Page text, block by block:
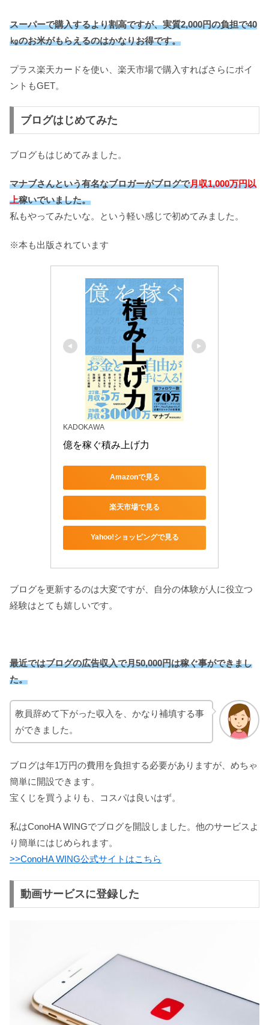
スーパーで購入するより割高ですが、実質2,000円の負担で40
㎏のお米がもらえるのはかなりお得です。
プラス楽天カードを使い、楽天市場で購入すればさらにポイ
ントもGET。
ブログはじめてみた
ブログもはじめてみました。
マナブさんという有名なブロガーがブログで月収1,000万円以
上稼いでいました。
私もやってみたいな。という軽い感じで初めてみました。
※本も出版されています
KADOKAWA
億を稼ぐ積み上げ力
Amazonで見る
楽天市場で見る
Yahoo!ショッピングで見る
ブログを更新するのは大変ですが、自分の体験が人に役立つ
経験はとても嬉しいです。
最近ではブログの広告収入で月50,000円は稼ぐ事ができまし
た。
教員辞めて下がった収入を、かなり補填する事
ができました。
ブログは年1万円の費用を負担する必要がありますが、めちゃ
簡単に開設できます。
宝くじを買うよりも、コスパは良いはず。
私はConoHA WINGでブログを開設しました。他のサービスよ
り簡単にはじめられます。
>>ConoHA WING公式サイトはこちら
動画サービスに登録した